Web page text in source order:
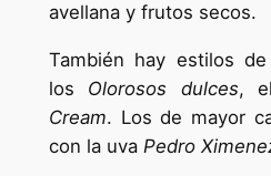
avellana y frutos secos.
También hay estilos
los Olorosos dulces,
Cream. Los de mayor
con la uva Pedro